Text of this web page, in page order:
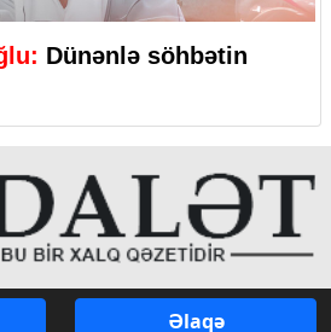
Dünənlə söhbətin
Əlaqə